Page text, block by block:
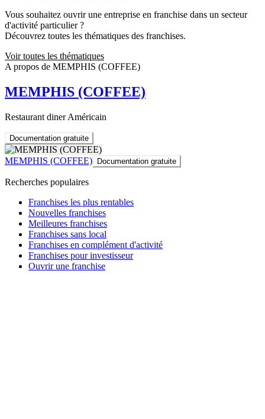
Vous souhaitez ouvrir une entreprise en franchise dans un secteur
d'activité particulier ?
Découvrez toutes les thématiques des franchises.
Voir toutes les thématiques
A propos de MEMPHIS (COFFEE)
MEMPHIS (COFFEE)
Restaurant diner Américain
Documentation gratuite
MEMPHIS (COFFEE) Documentation gratuite
Recherches populaires
Franchises les plus rentables
Nouvelles franchises
Meilleures franchises
Franchises sans local
Franchises en complément d'activité
Franchises pour investisseur
Ouvrir une franchise